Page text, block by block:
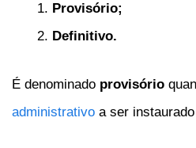
Provisório;
Definitivo.
É denominado provisório
administrativo a ser